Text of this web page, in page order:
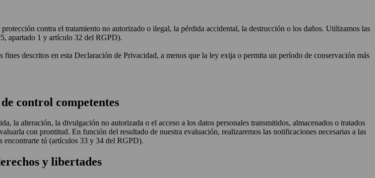
contra el tratamiento no autorizado o ilegal, la pérdida accidental, la destrucción o los daños. Utilizamos las
apartado 1 y artículo 32 del RGPD).
descritos en esta Declaración de Privacidad, a menos que la ley exija o permita un período de conservación más
control competentes
la alteración, la divulgación no autorizada o el acceso a los datos personales transmitidos, almacenados o tratados
con prontitud. En función del resultado de nuestra evaluación, realizaremos las notificaciones necesarias a las
encontrarte tú (artículos 33 y 34 del RGPD).
y libertades